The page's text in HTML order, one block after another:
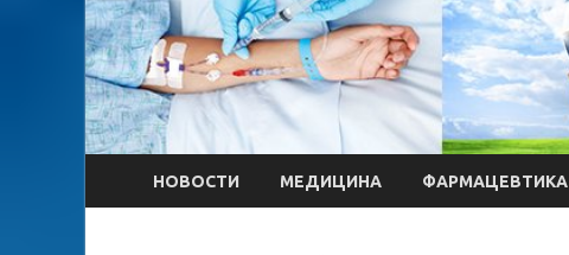
НОВОСТИ МЕДИЦИНА ФАРМАЦЕВТИКА